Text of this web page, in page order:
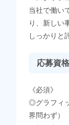
当社で働い
り、新しい
しっかりと
応募資格
《必須》
◎グラフィ
界問わず）